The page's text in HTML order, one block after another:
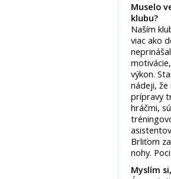
Muselo
klubu?
Naším
viac ako
výkon.
nádeji,
prípravy
hráčmi,
Brliťom
nohy.
Myslím